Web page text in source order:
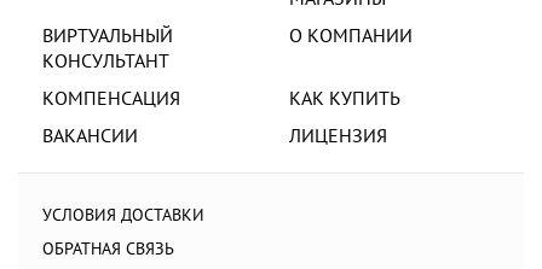
ВИРТУАЛЬНЫЙ
КОНСУЛЬТАНТ
О КОМПАНИИ
КОМПЕНСАЦИЯ
КАК КУПИТЬ
ВАКАНСИИ
ЛИЦЕНЗИЯ
УСЛОВИЯ ДОСТАВКИ
ОБРАТНАЯ СВЯЗЬ